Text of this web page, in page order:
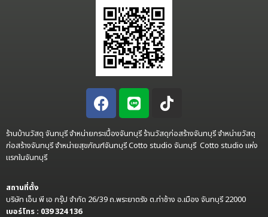
ร้านบ้านวัสดุ จันทบุรี จำหน่ายกระเบื้องจันทบุรี ร้านวัสดุก่อสร้างจันทบุรี จำหน่ายวัสดุ
ก่อสร้างจันทบุรี จำหน่ายสุขภัณฑ์จันทบุรี Cotto studio จันทบุรี Cotto studio แห่ง
แรกในจันทบุรี
สถานที่ตั้ง
บริษัท เอ็น พี เอ กรุ๊ป จำกัด 26/39 ถ.พระยาตรัง ต.ท่าช้าง อ.เมือง จันทบุรี 22000
เบอร์โทร : 039 324 136